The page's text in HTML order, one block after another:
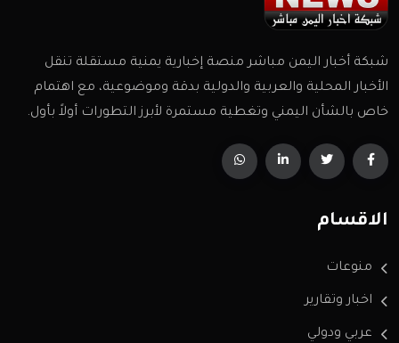
شبكة أخبار اليمن مباشر منصة إخبارية يمنية مستقلة تنقل
الأخبار المحلية والعربية والدولية بدقة وموضوعية، مع اهتمام
خاص بالشأن اليمني وتغطية مستمرة لأبرز التطورات أولاً بأول.
الاقسام
منوعات
اخبار وتقارير
عربي ودولي